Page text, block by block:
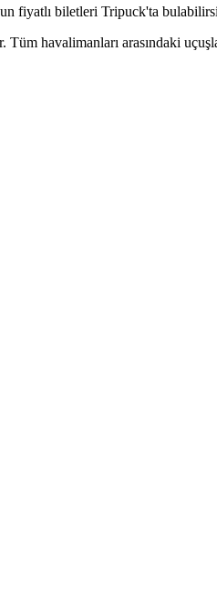
biletleri Tripuck'ta
havalimanları arasındaki